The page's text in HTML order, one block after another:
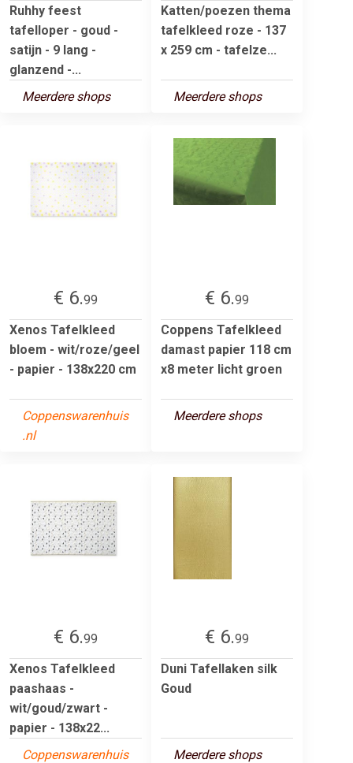
Ruhhy feest
tafelloper - goud -
satijn - 9 lang -
glanzend -...
Meerdere shops
Katten/poezen thema
tafelkleed roze - 137
x 259 cm - tafelze...
Meerdere shops
€ 6.99
Xenos Tafelkleed
bloem - wit/roze/geel
- papier - 138x220 cm
Coppenswarenhuis
.nl
€ 6.99
Coppens Tafelkleed
damast papier 118 cm
x8 meter licht groen
Meerdere shops
€ 6.99
Xenos Tafelkleed
paashaas -
wit/goud/zwart -
papier - 138x22...
Coppenswarenhuis
€ 6.99
Duni Tafellaken silk
Goud
Meerdere shops